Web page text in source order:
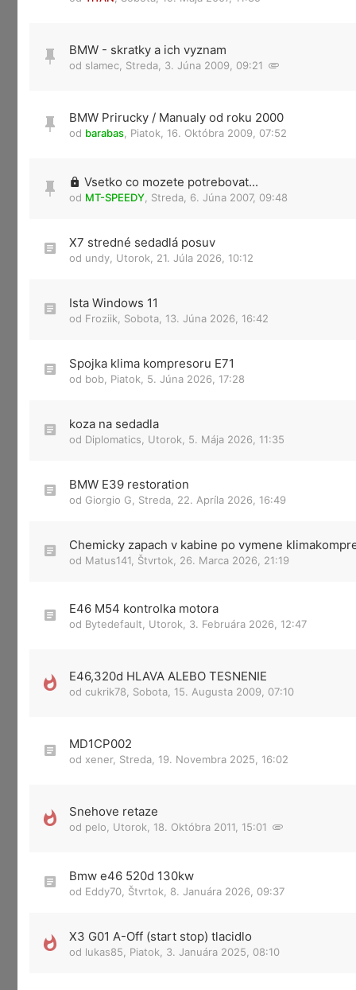
BMW - skratky a ich vyznam
od slamec Streda, 3. Júna 2009, 09:21
BMW Prirucky / Manualy od roku 2000
od barabas Piatok, 16. Októbra 2009, 07:52
Vsetko co mozete potrebovat...
od MT-SPEEDY Streda, 6. Júna 2007, 09:48
X7 stredné sedadlá posuv
od undy Utorok, 21. Júla 2026, 10:12
Ista Windows 11
od Froziik Sobota, 13. Júna 2026, 16:42
Spojka klima kompresoru E71
od bob Piatok, 5. Júna 2026, 17:28
koza na sedadla
od Diplomatics Utorok, 5. Mája 2026, 11:35
BMW E39 restoration
od Giorgio G Streda, 22. Apríla 2026, 16:49
Chemicky zapach v kabine po vymene
od Matus141 Štvrtok, 26. Marca 2026, 21:19
E46 M54 kontrolka motora
od Bytedefault Utorok, 3. Februára 2026, 12:47
E46,320d HLAVA ALEBO TESNENIE
od cukrik78 Sobota, 15. Augusta 2009, 07:10
MD1CP002
od xener, Streda, 19. Novembra 2025, 16:02
Snehove retaze
od pelo Utorok, 18. Októbra 2011, 15:01
Bmw e46 520d 130kw
od Eddy70 Štvrtok, 8. Januára 2026, 09:37
X3 G01 A-Off (start stop) tlacidlo
od lukas85 Piatok, 3. Januára 2025, 08:10